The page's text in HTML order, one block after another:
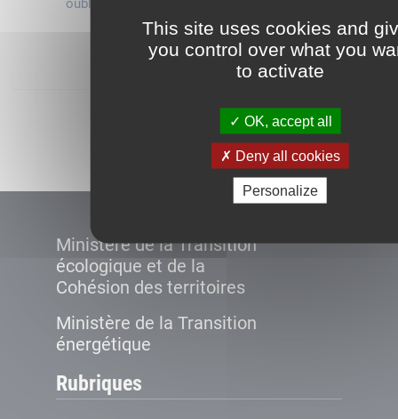
This site uses cookies and
you control over what you
to activate
OK, accept all
Deny all cookies
Personalize
oublié ?
compte
Connexion
Ministère de la Transition
écologique et de la
Cohésion des territoires
Ministère de la Transition
énergétique
Rubriques